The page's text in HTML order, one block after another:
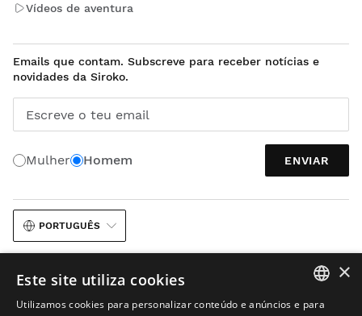
Vídeos de aventura
Emails que contam. Subscreve para receber notícias e
novidades da Siroko.
Escreve o teu email
Mulher Homem ENVIAR
PORTUGUÊS
×
Este site utiliza cookies
Utilizamos cookies para personalizar conteúdo e anúncios e para